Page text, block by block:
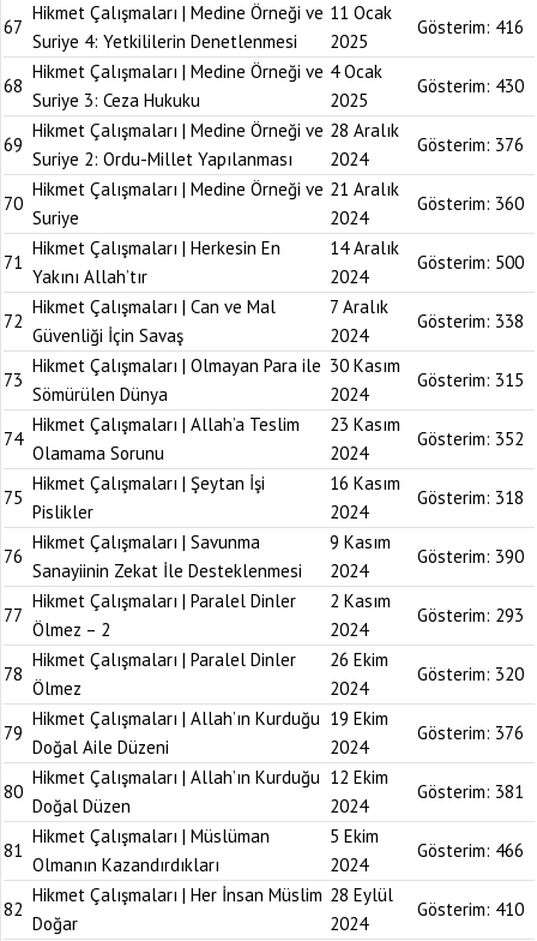
67
Hikmet Çalışmaları | Medine Örneği ve
Suriye 4: Yetkililerin Denetlenmesi
11 Ocak
2025
Gösterim: 416
68
Hikmet Çalışmaları | Medine Örneği ve
Suriye 3: Ceza Hukuku
4 Ocak
2025
Gösterim: 430
69
Hikmet Çalışmaları | Medine Örneği ve
Suriye 2: Ordu-Millet Yapılanması
28 Aralık
2024
Gösterim: 376
70
Hikmet Çalışmaları | Medine Örneği ve
Suriye
21 Aralık
2024
Gösterim: 360
71
Hikmet Çalışmaları | Herkesin En
Yakını Allah’tır
14 Aralık
2024
Gösterim: 500
72
Hikmet Çalışmaları | Can ve Mal
Güvenliği İçin Savaş
7 Aralık
2024
Gösterim: 338
73
Hikmet Çalışmaları | Olmayan Para ile
Sömürülen Dünya
30 Kasım
2024
Gösterim: 315
74
Hikmet Çalışmaları | Allah’a Teslim
Olamama Sorunu
23 Kasım
2024
Gösterim: 352
75
Hikmet Çalışmaları | Şeytan İşi
Pislikler
16 Kasım
2024
Gösterim: 318
76
Hikmet Çalışmaları | Savunma
Sanayiinin Zekat İle Desteklenmesi
9 Kasım
2024
Gösterim: 390
77
Hikmet Çalışmaları | Paralel Dinler
Ölmez – 2
2 Kasım
2024
Gösterim: 293
78
Hikmet Çalışmaları | Paralel Dinler
Ölmez
26 Ekim
2024
Gösterim: 320
79
Hikmet Çalışmaları | Allah’ın Kurduğu
Doğal Aile Düzeni
19 Ekim
2024
Gösterim: 376
80
Hikmet Çalışmaları | Allah’ın Kurduğu
Doğal Düzen
12 Ekim
2024
Gösterim: 381
81
Hikmet Çalışmaları | Müslüman
Olmanın Kazandırdıkları
5 Ekim
2024
Gösterim: 466
82
Hikmet Çalışmaları | Her İnsan Müslim
Doğar
28 Eylül
2024
Gösterim: 410